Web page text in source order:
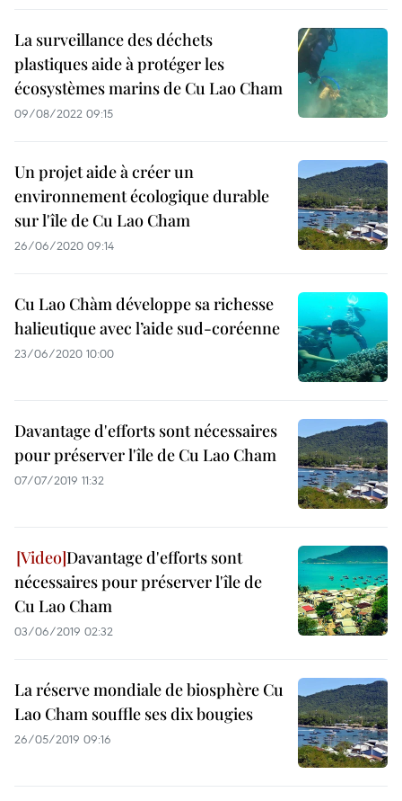
La surveillance des déchets
plastiques aide à protéger les
écosystèmes marins de Cu Lao Cham
09/08/2022 09:15
Un projet aide à créer un
environnement écologique durable
sur l'île de Cu Lao Cham
26/06/2020 09:14
Cu Lao Chàm développe sa richesse
halieutique avec l’aide sud-coréenne
23/06/2020 10:00
Davantage d'efforts sont nécessaires
pour préserver l'île de Cu Lao Cham
07/07/2019 11:32
Davantage d'efforts sont
nécessaires pour préserver l'île de
Cu Lao Cham
03/06/2019 02:32
La réserve mondiale de biosphère Cu
Lao Cham souffle ses dix bougies
26/05/2019 09:16